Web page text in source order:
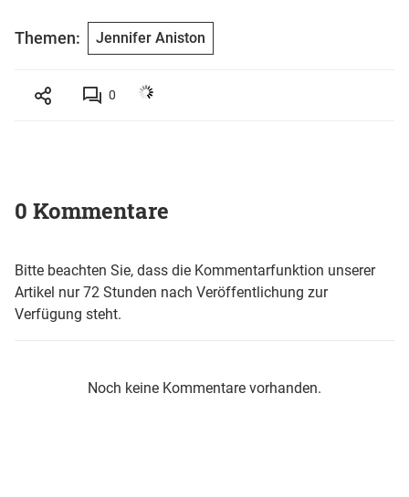
Themen: Jennifer Aniston
0
0 Kommentare
Bitte beachten Sie, dass die Kommentarfunktion unserer
Artikel nur 72 Stunden nach Veröffentlichung zur
Verfügung steht.
Noch keine Kommentare vorhanden.